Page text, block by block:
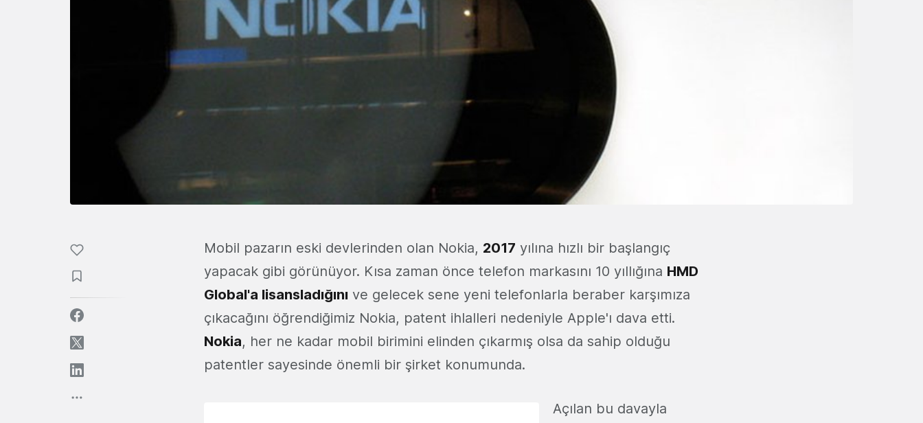
Mobil pazarın eski devlerinden olan Nokia, 2017 yılına hızlı bir başlangıç
yapacak gibi görünüyor. Kısa zaman önce telefon markasını 10 yıllığına HMD
Global'a lisansladığını ve gelecek sene yeni telefonlarla beraber karşımıza
çıkacağını öğrendiğimiz Nokia, patent ihlalleri nedeniyle Apple'ı dava etti.
Nokia, her ne kadar mobil birimini elinden çıkarmış olsa da sahip olduğu
patentler sayesinde önemli bir şirket konumunda.
Açılan bu davayla